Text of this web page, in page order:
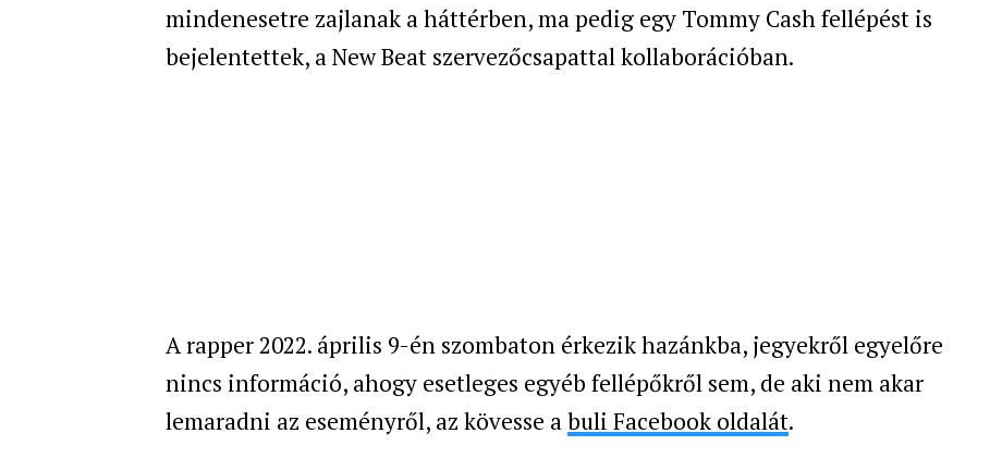
mindenesetre zajlanak a háttérben, ma pedig egy Tommy Cash fellépést is
bejelentettek, a New Beat szervezőcsapattal kollaborációban.
A rapper 2022. április 9-én szombaton érkezik hazánkba, jegyekről egyelőre
nincs információ, ahogy esetleges egyéb fellépőkről sem, de aki nem akar
lemaradni az eseményről, az kövesse abuli Facebook oldalát.